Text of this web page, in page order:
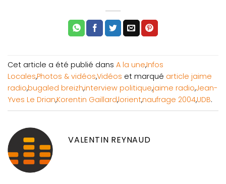
Cet article a été publié dans A la une,Infos
Locales,Photos & vidéos,Vidéos et marqué article jaime
radio,bugaled breizh,interview politique,jaime radio,Jean-
Yves Le Drian,Korentin Gaillard,lorient,naufrage 2004,UDB.
VALENTIN REYNAUD